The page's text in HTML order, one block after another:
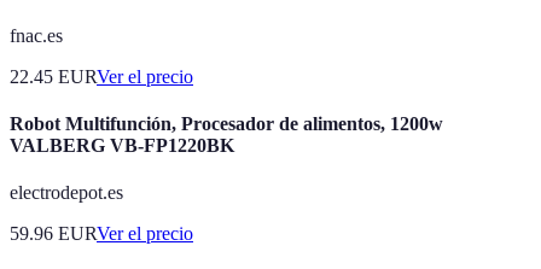
fnac.es
22.45 EURVer el precio
Robot Multifunción, Procesador de alimentos, 1200w
VALBERG VB-FP1220BK
electrodepot.es
59.96 EURVer el precio